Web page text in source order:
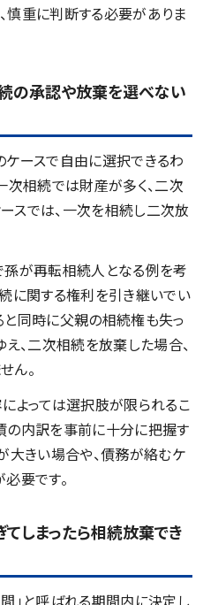
慎重に判断する必要がありま
の承認や放棄を選べない
ースで自由に選択できるわ
次相続では財産が多く、二次
スでは、一次を相続し二次放
孫が再転相続人となる例を考
に関する権利を引き継いでい
と同時に父親の相続権も失っ
え、二次相続を放棄した場合、
ん。
よっては選択肢が限られるこ
の内訳を事前に十分に把握す
大きい場合や、債務が絡むケ
要です。
しまったら相続放棄でき
」と呼ばれる期間内に決定し